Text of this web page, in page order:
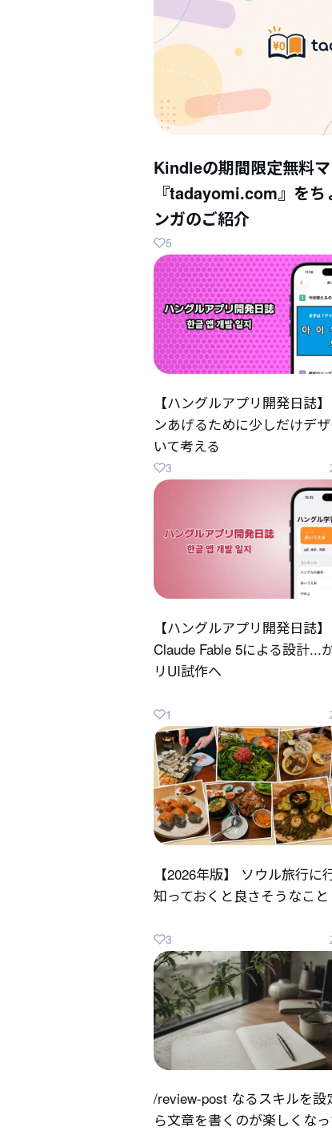
Kindleの期間限定無料
『tadayomi.com』を
ンガのご紹介
5
【ハングルアプリ開発日誌
ンあげるために少しだけデ
いて考える
3
【ハングルアプリ開発日誌
Claude Fable 5による設計...
リUI試作へ
1
【2026年版】 ソウル旅行に
知っておくと良さそうなこと
3
/review-post なるスキルを設
ら文章を書くのが楽しくな